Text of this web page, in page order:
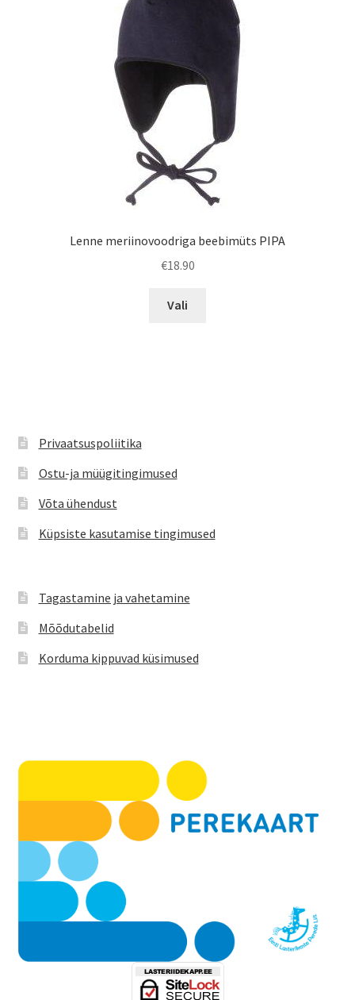
tootelehel.
Lenne meriinovoodriga beebimüts PIPA
€18.90
Vali
Privaatsuspoliitika
Ostu-ja müügitingimused
Võta ühendust
Küpsiste kasutamise tingimused
Tagastamine ja vahetamine
Mõõdutabelid
Korduma kippuvad küsimused